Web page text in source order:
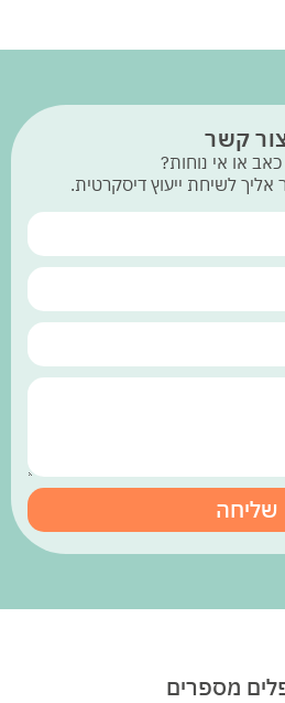
קשר
או אי נוחות?
לשיחת ייעוץ דיסקרטית.
שליחה
מספרים